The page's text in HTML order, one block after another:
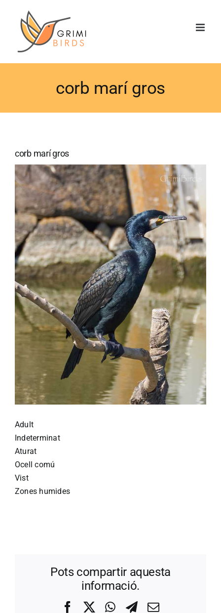
contenido
corb marí gros
corb marí gros
Adult
Indeterminat
Aturat
Ocell comú
Vist
Zones humides
Pots compartir aquesta
informació.
FacebookWhatsApp
Telegram
Correo